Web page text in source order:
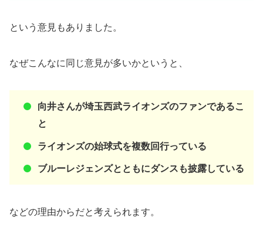
という意見もありました。
なぜこんなに同じ意見が多いかというと、
向井さんが埼玉西武ライオンズのファンであるこ
と
ライオンズの始球式を複数回行っている
ブルーレジェンズとともにダンスも披露している
などの理由からだと考えられます。